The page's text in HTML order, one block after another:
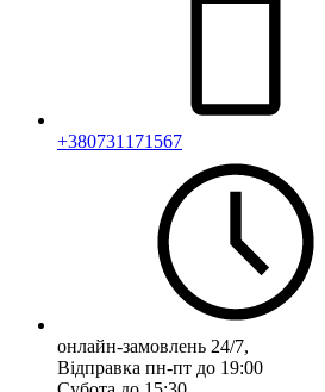
+380731171567
онлайн-замовлень 24/7,
Відправка пн-пт до 19:00